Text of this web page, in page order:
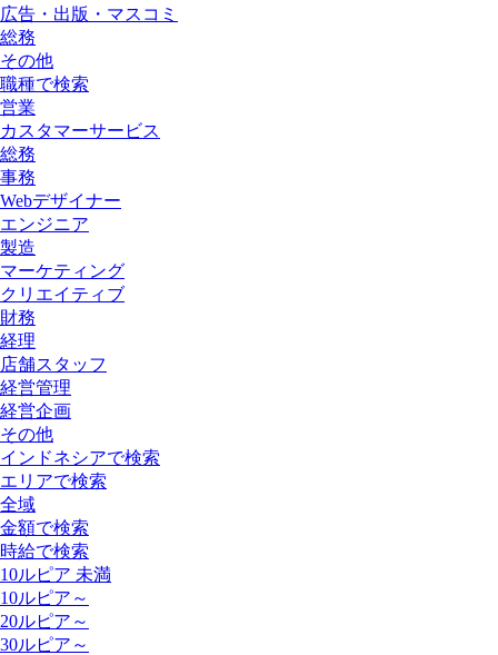
広告・出版・マスコミ
総務
その他
職種で検索
営業
カスタマーサービス
総務
事務
Webデザイナー
エンジニア
製造
マーケティング
クリエイティブ
財務
経理
店舗スタッフ
経営管理
経営企画
その他
インドネシアで検索
エリアで検索
全域
金額で検索
時給で検索
10ルピア 未満
10ルピア～
20ルピア～
30ルピア～